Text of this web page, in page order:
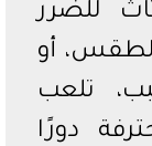
للضرر
أو
تلعب
دورًا